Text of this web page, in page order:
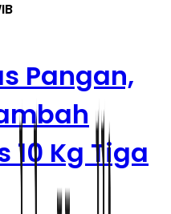
Pangan,
10 Kg Tiga